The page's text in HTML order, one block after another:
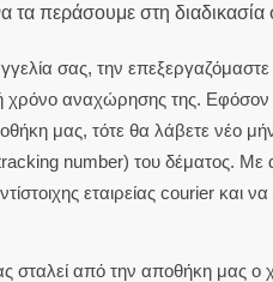
τα περάσουμε στη
σας, την
χρόνο αναχώρησης της. Εφόσον
μας, τότε θα λάβετε νέο
number) του δέματος. Με
εταιρείας courier και
σταλεί από την αποθήκη μας ο